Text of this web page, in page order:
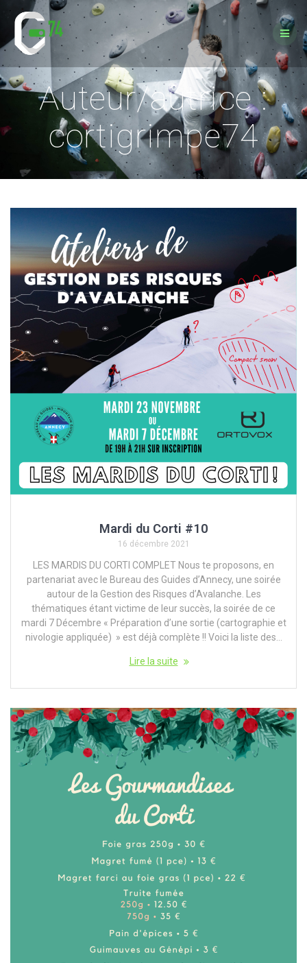
Passer
contenu
Auteur/autrice :
cortigrimpe74
Mardi du Corti #10
16 décembre 2021
LES MARDIS DU CORTI COMPLET Nous te proposons, en
partenariat avec le Bureau des Guides d’Annecy, une soirée
autour de la Gestion des Risques d’Avalanche. Les
thématiques étant victime de leur succès, la soirée de ce
mardi 7 Décembre « Préparation d’une sortie (cartographie et
nivologie appliquée) » est déjà complète !! Voici la liste des…
Lire la suite